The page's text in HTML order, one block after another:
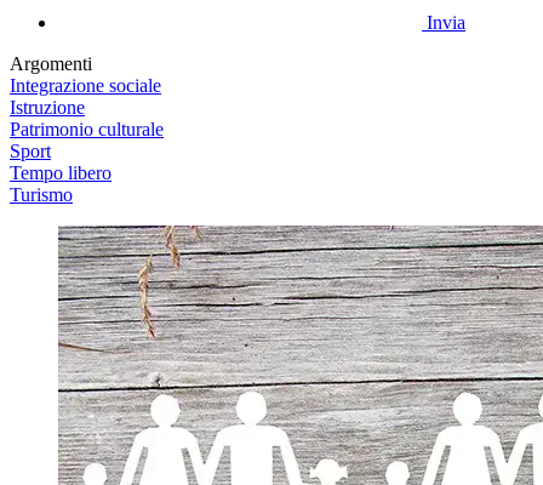
Invia
Argomenti
Integrazione sociale
Istruzione
Patrimonio culturale
Sport
Tempo libero
Turismo